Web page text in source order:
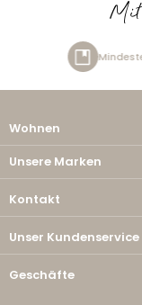
Mit
Wohnen
Unsere Marken
Kontakt
Unser Kundenservice
Geschäfte